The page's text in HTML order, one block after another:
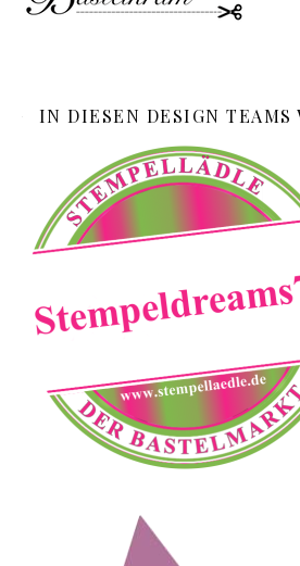
IN DIESEN DESIGN TEAMS